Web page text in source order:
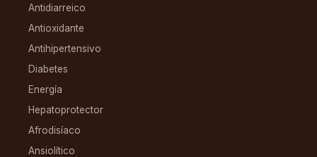
Antidiarreico
Antioxidante
Antihipertensivo
Diabetes
Energía
Hepatoprotector
Afrodisíaco
Ansiolítico